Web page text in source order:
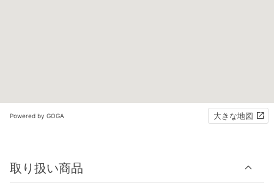
Powered by GOGA 大きな地図
取り扱い商品